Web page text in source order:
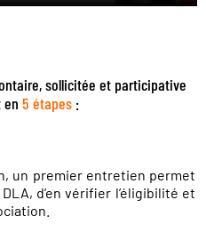
sollicitée et participative
en 5 étapes :
un premier entretien permet
d’en vérifier l’éligibilité et